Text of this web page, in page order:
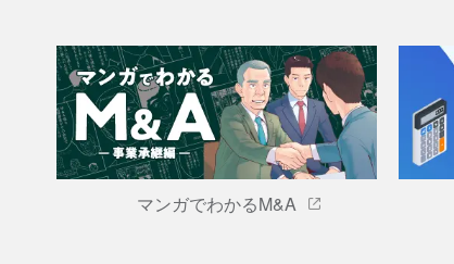
マンガでわかるM&A